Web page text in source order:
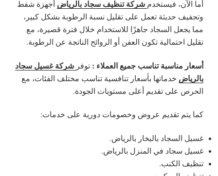
أما الآن، فيستخدم شركة تنظيف سجاد بالرياض أجهزة شفط
وتجفيف حديثة تعمل على تقليل نسبة الرطوبة بشكل كبير،
مما يجعل السجاد جاهزًا للاستخدام خلال فترة قصيرة، مع
تقليل احتمالية تكون العفن أو الروائح الناتجة عن الرطوبة.
أسعار مناسبة تناسب جميع العملاء : توفر شركة غسيل سجاد
بالرياض خدماتها بأسعار تنافسية تناسب مختلف الفئات، مع
الحرص على تقديم أعلى مستويات الجودة.
كما يتم تقديم عروض وخصومات دورية على خدمات:
غسيل السجاد بالبخار بالرياض.
غسيل سجاد في المنزل بالرياض.
تنظيف الكنب.